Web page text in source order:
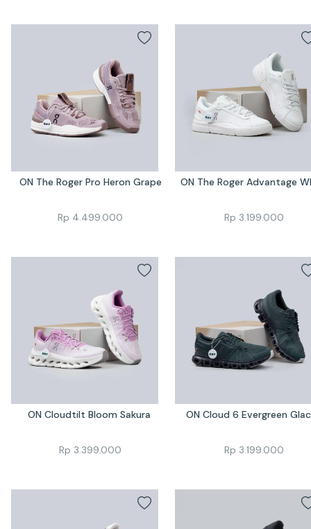
ON The Roger Pro Heron Grape
Rp 4.499.000
ON The Roger Advantage
Rp 3.199.000
ON Cloudtilt Bloom Sakura
Rp 3.399.000
ON Cloud 6 Evergreen
Rp 3.199.000